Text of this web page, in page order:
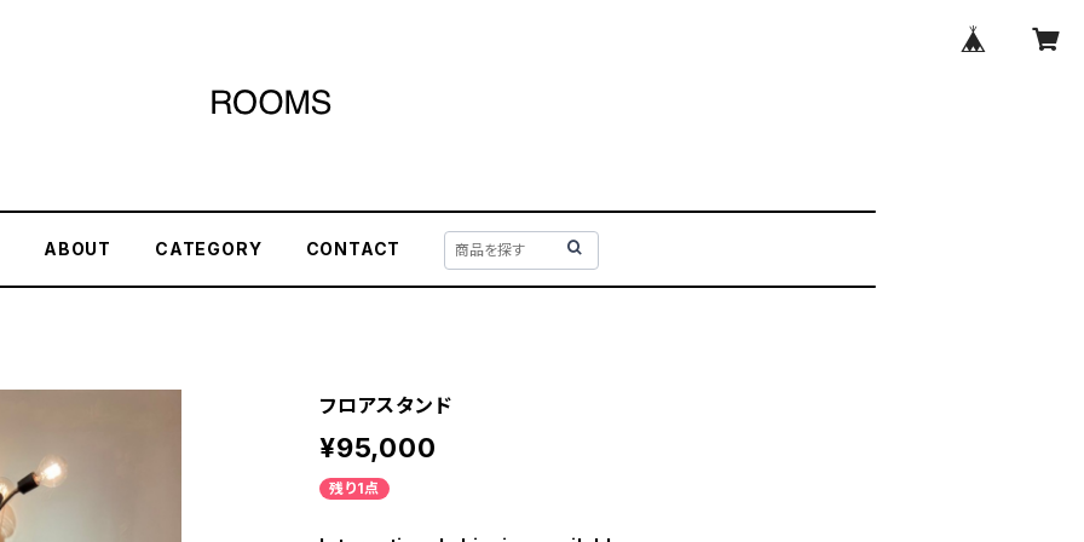
ABOUT CATEGORY CONTACT
フロアスタンド
¥95,000
残り1点